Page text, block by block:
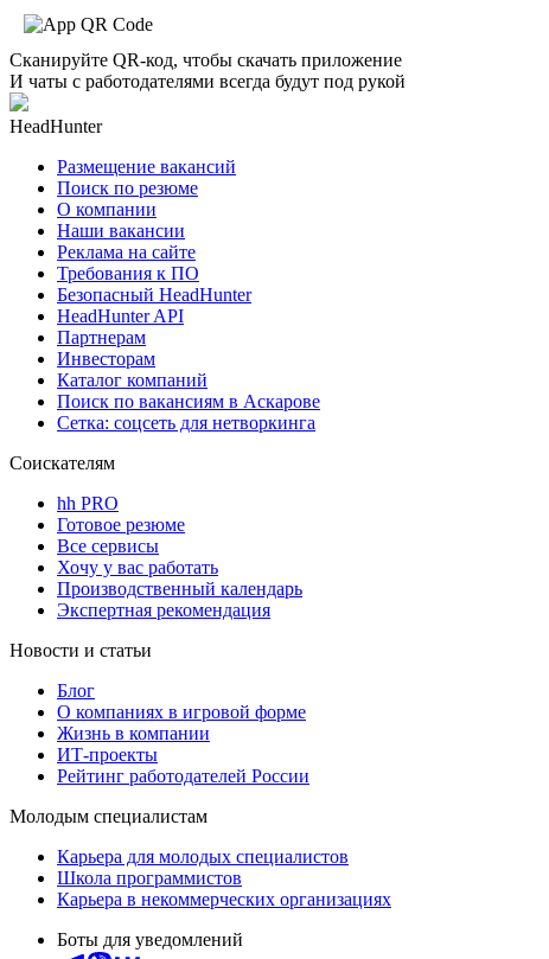
Сканируйте QR-код, чтобы скачать приложение
И чаты с работодателями всегда будут под рукой
HeadHunter
Размещение вакансий
Поиск по резюме
О компании
Наши вакансии
Реклама на сайте
Требования к ПО
Безопасный HeadHunter
HeadHunter API
Партнерам
Инвесторам
Каталог компаний
Поиск по вакансиям в Аскарове
Сетка: соцсеть для нетворкинга
Соискателям
hh PRO
Готовое резюме
Все сервисы
Хочу у вас работать
Производственный календарь
Экспертная рекомендация
Новости и статьи
Блог
О компаниях в игровой форме
Жизнь в компании
ИТ-проекты
Рейтинг работодателей России
Молодым специалистам
Карьера для молодых специалистов
Школа программистов
Карьера в некоммерческих организациях
Боты для уведомлений